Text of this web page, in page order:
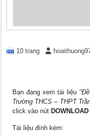
10 trang
Bạn đang xem tài liệu
Trường THCS – THPT
click vào nút DOWNLOAD
Tài liệu đính kèm: